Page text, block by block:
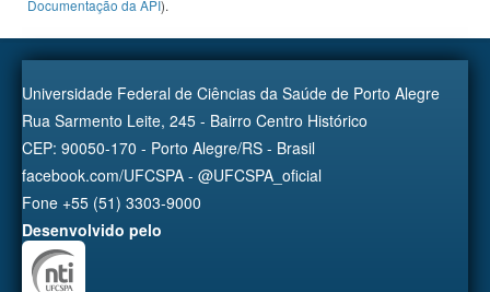
Documentação da API).
Universidade Federal de Ciências da Saúde de Porto Alegre
Rua Sarmento Leite, 245 - Bairro Centro Histórico
CEP: 90050-170 - Porto Alegre/RS - Brasil
facebook.com/UFCSPA - @UFCSPA_oficial
Fone +55 (51) 3303-9000
Desenvolvido pelo